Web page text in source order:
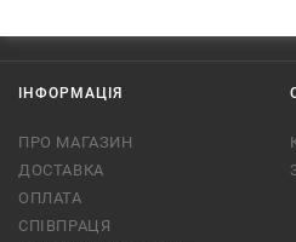
ІНФОРМАЦІЯ
ПРО МАГАЗИН
ДОСТАВКА
ОПЛАТА
СПІВПРАЦЯ